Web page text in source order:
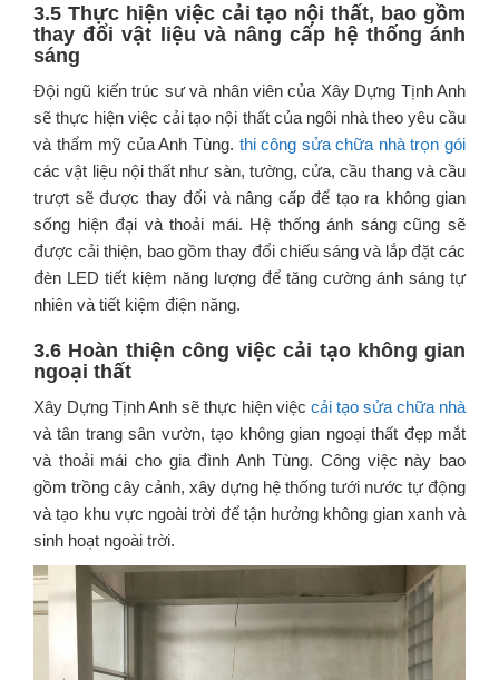
3.5 Thực hiện việc cải tạo nội thất, bao gồm
thay đổi vật liệu và nâng cấp hệ thống ánh
sáng
Đội ngũ kiến trúc sư và nhân viên của Xây Dựng Tịnh Anh
sẽ thực hiện việc cải tạo nội thất của ngôi nhà theo yêu cầu
và thẩm mỹ của Anh Tùng. thi công sửa chữa nhà trọn gói
các vật liệu nội thất như sàn, tường, cửa, cầu thang và cầu
trượt sẽ được thay đổi và nâng cấp để tạo ra không gian
sống hiện đại và thoải mái. Hệ thống ánh sáng cũng sẽ
được cải thiện, bao gồm thay đổi chiếu sáng và lắp đặt các
đèn LED tiết kiệm năng lượng để tăng cường ánh sáng tự
nhiên và tiết kiệm điện năng.
3.6 Hoàn thiện công việc cải tạo không gian
ngoại thất
Xây Dựng Tịnh Anh sẽ thực hiện việc cải tạo sửa chữa nhà
và tân trang sân vườn, tạo không gian ngoại thất đẹp mắt
và thoải mái cho gia đình Anh Tùng. Công việc này bao
gồm trồng cây cảnh, xây dựng hệ thống tưới nước tự động
và tạo khu vực ngoài trời để tận hưởng không gian xanh và
sinh hoạt ngoài trời.